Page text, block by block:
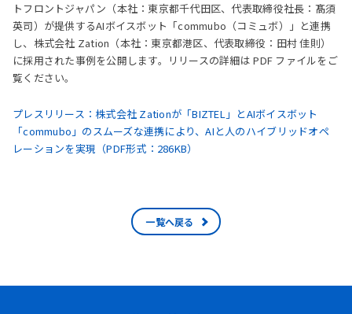
トフロントジャパン（本社：東京都千代田区、代表取締役社長：髙須
英司）が提供するAIボイスボット「commubo（コミュボ）」と連携
し、株式会社 Zation（本社：東京都港区、代表取締役：田村 佳則）
に採用された事例を公開します。リリースの詳細は PDF ファイルをご
覧ください。
プレスリリース：株式会社 Zationが「BIZTEL」とAIボイスボット
「commubo」のスムーズな連携により、AIと人のハイブリッドオペ
レーションを実現（PDF形式：286KB）
一覧へ戻る